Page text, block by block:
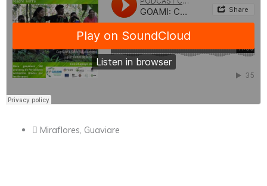
Miraflores, Guaviare